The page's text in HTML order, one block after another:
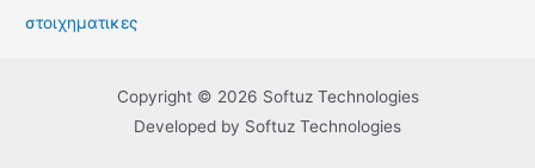
στοιχηματικες
Copyright © 2026 Softuz Technologies
Developed by Softuz Technologies